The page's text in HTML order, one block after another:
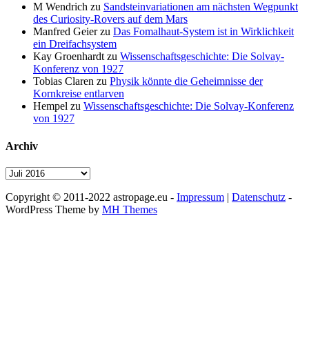
M Wendrich zu Sandsteinvariationen am nächsten Wegpunkt
des Curiosity-Rovers auf dem Mars
Manfred Geierzu Das Fomalhaut-System ist in Wirklichkeit
ein Dreifachsystem
Kay Groenhardt zu Wissenschaftsgeschichte: Die Solvay-
Konferenz von 1927
Tobias Claren zu Physik könnte die Geheimnisse der
Kornkreise entlarven
Hempel zu Wissenschaftsgeschichte: Die Solvay-Konferenz
von 1927
Archiv
Archiv
Copyright © 2011-2022 astropage.eu - Impressum | Datenschutz -
WordPress Theme by MH Themes